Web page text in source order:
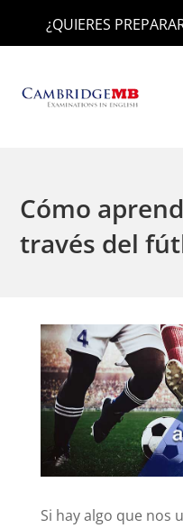
¿QUIERES
Cómo
través del
Si hay algo que nos